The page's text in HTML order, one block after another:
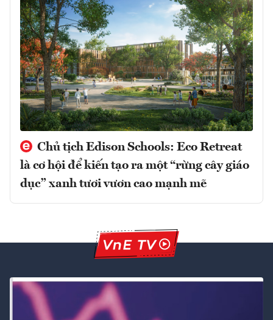
Chủ tịch Edison Schools: Eco Retreat
là cơ hội để kiến tạo ra một “rừng cây giáo
dục” xanh tươi vươn cao mạnh mẽ